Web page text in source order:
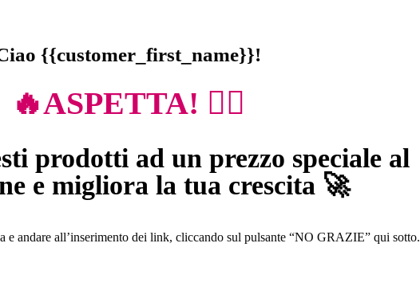
{{customer_first_name}}!
🔥ASPETTA! 👇🏼
prodotti ad un prezzo speciale al
e migliora la tua crescita 🚀
e andare all’inserimento dei link, cliccando sul pulsante “NO GRAZIE” qui sotto.